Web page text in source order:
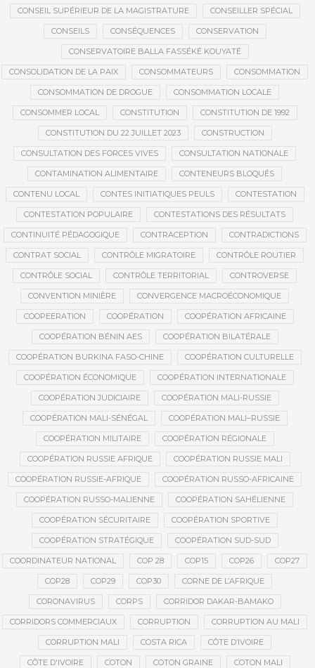
CONSEIL SUPÉRIEUR DE LA MAGISTRATURE CONSEILLER SPÉCIAL
CONSEILS CONSÉQUENCES CONSERVATION
CONSERVATOIRE BALLA FASSÉKÉ KOUYATÉ
CONSOLIDATION DE LA PAIX CONSOMMATEURS CONSOMMATION
CONSOMMATION DE DROGUE CONSOMMATION LOCALE
CONSOMMER LOCAL CONSTITUTION CONSTITUTION DE 1992
CONSTITUTION DU 22 JUILLET 2023 CONSTRUCTION
CONSULTATION DES FORCES VIVES CONSULTATION NATIONALE
CONTAMINATION ALIMENTAIRE CONTENEURS BLOQUÉS
CONTENU LOCAL CONTES INITIATIQUES PEULS CONTESTATION
CONTESTATION POPULAIRE CONTESTATIONS DES RÉSULTATS
CONTINUITÉ PÉDAGOGIQUE CONTRACEPTION CONTRADICTIONS
CONTRAT SOCIAL CONTRÔLE MIGRATOIRE CONTRÔLE ROUTIER
CONTRÔLE SOCIAL CONTRÔLE TERRITORIAL CONTROVERSE
CONVENTION MINIÈRE CONVERGENCE MACROÉCONOMIQUE
COOPEERATION COOPÉRATION COOPÉRATION AFRICAINE
COOPÉRATION BÉNIN AES COOPÉRATION BILATÉRALE
COOPÉRATION BURKINA FASO-CHINE COOPÉRATION CULTURELLE
COOPÉRATION ÉCONOMIQUE COOPÉRATION INTERNATIONALE
COOPÉRATION JUDICIAIRE COOPÉRATION MALI-RUSSIE
COOPÉRATION MALI-SÉNÉGAL COOPÉRATION MALI–RUSSIE
COOPÉRATION MILITAIRE COOPÉRATION RÉGIONALE
COOPÉRATION RUSSIE AFRIQUE COOPÉRATION RUSSIE MALI
COOPÉRATION RUSSIE-AFRIQUE COOPÉRATION RUSSO-AFRICAINE
COOPÉRATION RUSSO-MALIENNE COOPÉRATION SAHÉLIENNE
COOPÉRATION SÉCURITAIRE COOPÉRATION SPORTIVE
COOPÉRATION STRATÉGIQUE COOPÉRATION SUD-SUD
COORDINATEUR NATIONAL COP 28 COP15 COP26 COP27
COP28 COP29 COP30 CORNE DE L’AFRIQUE
CORONAVIRUS CORPS CORRIDOR DAKAR-BAMAKO
CORRIDORS COMMERCIAUX CORRUPTION CORRUPTION AU MALI
CORRUPTION MALI COSTA RICA CÔTE D’IVOIRE
CÔTE D'IVOIRE COTON COTON GRAINE COTON MALI